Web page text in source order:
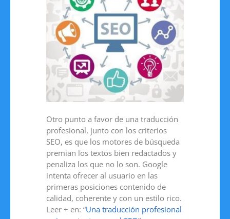
Otro punto a favor de una traducción
profesional, junto con los criterios
SEO, es que los motores de búsqueda
premian los textos bien redactados y
penaliza los que no lo son. Google
intenta ofrecer al usuario en las
primeras posiciones contenido de
calidad, coherente y con un estilo rico.
Leer + en: “Una traducción profesional